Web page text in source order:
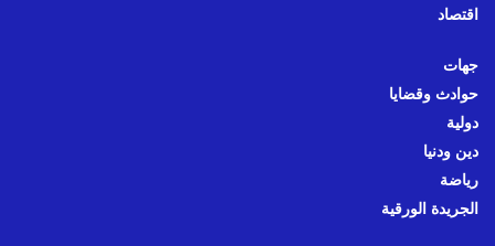
اقتصاد
جهات
حوادث وقضايا
دولية
دين ودنيا
رياضة
الجريدة الورقية